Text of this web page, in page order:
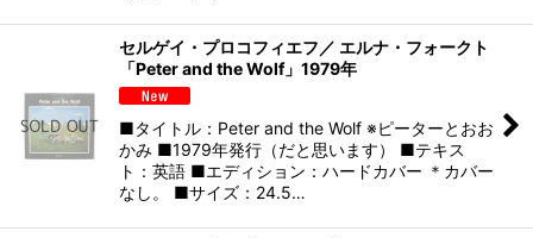
セルゲイ・プロコフィエフ／ エルナ・フォークト
「Peter and the Wolf」1979年
■タイトル：Peter and the Wolf ※ピーターとおお
かみ ■1979年発行（だと思います） ■テキス
ト：英語 ■エディション：ハードカバー ＊カバー
なし。 ■サイズ：24.5…